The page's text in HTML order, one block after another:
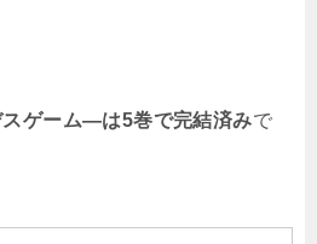
ゲーム―は5巻で完結済みで